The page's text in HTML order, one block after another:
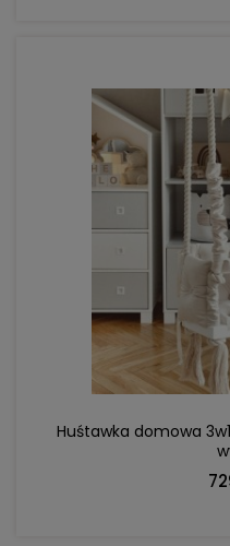
Huśtawka domowa
DO